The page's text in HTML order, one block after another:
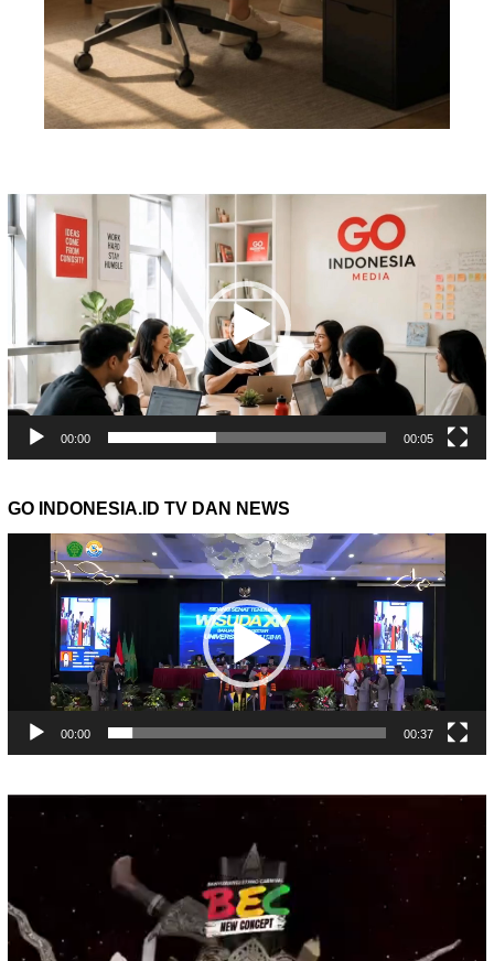
Pemutar
Video
00:00 00:05
GO INDONESIA.ID TV DAN NEWS
Pemutar
00:00 00:37